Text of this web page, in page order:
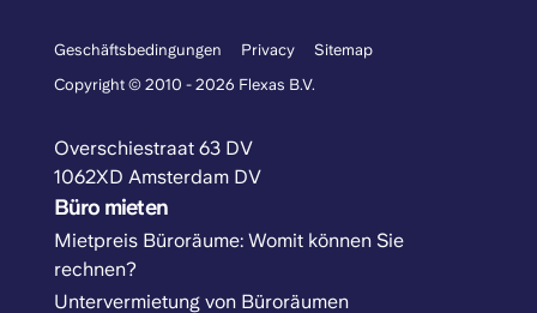
Geschäftsbedingungen Privacy
Sitemap
Copyright © 2010 - 2026 Flexas B.V.
Overschiestraat 63 DV
1062XD Amsterdam DV
Büro mieten
Mietpreis Büroräume: Womit können Sie
rechnen?
Untervermietung von Büroräumen